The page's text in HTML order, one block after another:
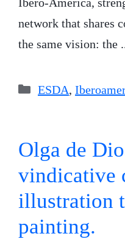
network that shares
the same vision: the
Categories
ESDA,
Olga de
vindicative
illustration
painting.